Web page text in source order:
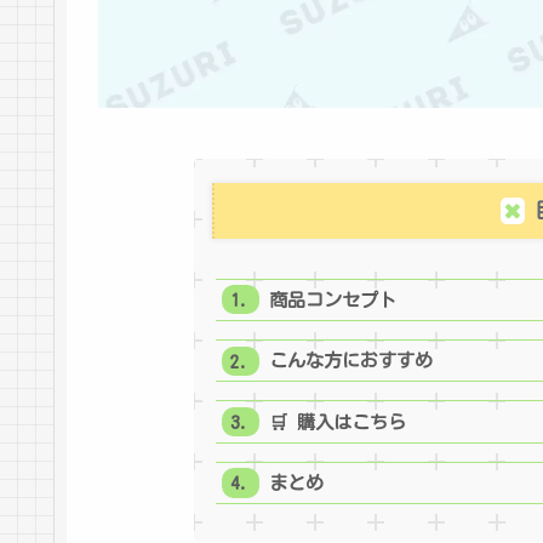
商品コンセプト
こんな方におすすめ
🛒 購入はこちら
まとめ